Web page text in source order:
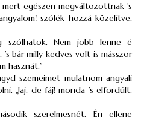
egészen megváltozottnak ’s
szólék hozzá közelítve,
szólhatok. Nem jobb lenne é
bár milly kedves volt is másszor
hasznát.”
szemeimet mulatnom angyali
„Jaj, de fáj! monda ’s elfordúlt.
szerelmesnét. Én ellene